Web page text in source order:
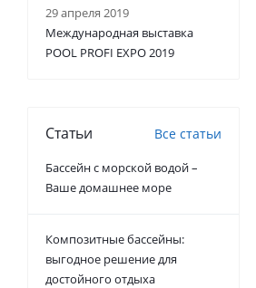
29 апреля 2019
Международная выставка
POOL PROFI EXPO 2019
Статьи Все статьи
Бассейн с морской водой –
Ваше домашнее море
Композитные бассейны:
выгодное решение для
достойного отдыха